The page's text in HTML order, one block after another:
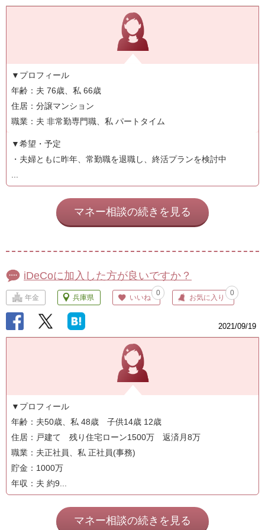
▼プロフィール
年齢：夫 76歳、私 66歳
住居：分譲マンション
職業：夫 非常勤専門職、私 パートタイム
▼希望・予定
・夫婦ともに昨年、常勤職を退職し、終活プランを検討中
マネー相談の続きを見る
iDeCoに加入した方が良いですか？
年金 兵庫県 いいね
0
お気に入り
0
2021/09/19
▼プロフィール
年齢：夫50歳、私 48歳 子供14歳 12歳
住居：戸建て 残り住宅ローン1500万 返済月8万
職業：夫正社員、私 正社員(事務)
貯金：1000万
年収：夫 約9...
マネー相談の続きを見る